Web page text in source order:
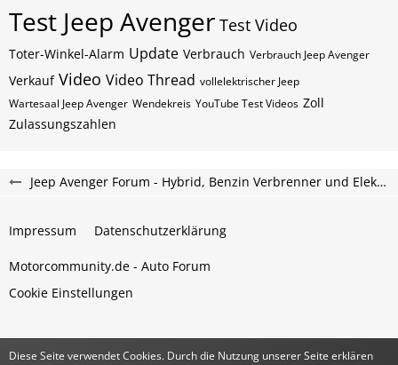
Test Jeep Avenger Test Video
Toter-Winkel-Alarm Update Verbrauch Verbrauch Jeep Avenger
Verkauf Video Video Thread vollelektrischer Jeep
Wartesaal Jeep Avenger Wendekreis YouTube Test Videos Zoll
Zulassungszahlen
Jeep Avenger Forum - Hybrid, Benzin Verbrenner und Elektroauto Forum
Impressum Datenschutzerklärung
Motorcommunity.de - Auto Forum
Cookie Einstellungen
Diese Seite verwendet Cookies. Durch die Nutzung unserer Seite erklären